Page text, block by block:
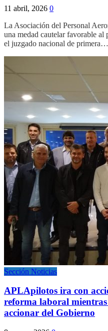
11 abril, 2026 0
La Asociación del Personal
una medad cautelar favorable al
el juzgado nacional de primera…
Sección Noticias
APLApilotos ira con
reforma laboral
accionar del Gobierno